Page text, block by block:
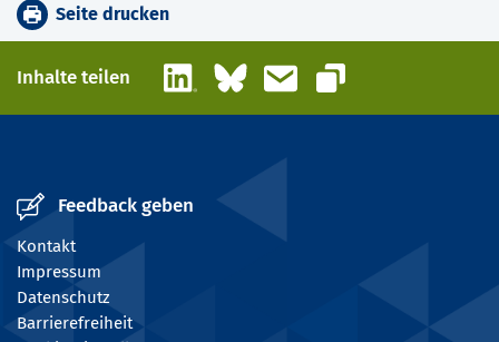
Seite drucken
Inhalte teilen LinkedInBlueskyE-Mail
Link kopieren
Feedback geben
Kontakt
Impressum
Datenschutz
Barrierefreiheit